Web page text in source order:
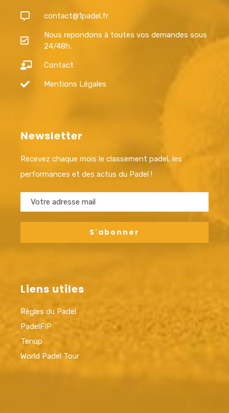
contact@1padel.fr
Nous repondons à toutes vos demandes sous
24/48h.
Contact
Mentions Légales
Newsletter
Recevez chaque mois le classement padel, les
performances et des actus du Padel !
Liens utiles
Règles du Padel
PadelFIP
Tenup
World Padel Tour